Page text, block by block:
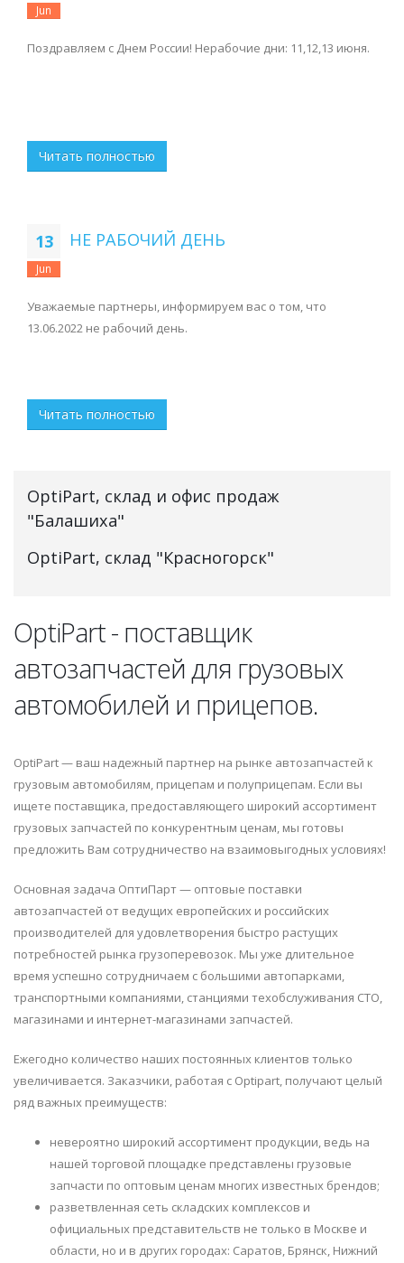
Jun
Поздравляем с Днем России! Нерабочие дни: 11,12,13 июня.
Читать полностью
13
Jun
НЕ РАБОЧИЙ ДЕНЬ
Уважаемые партнеры, информируем вас о том, что
13.06.2022 не рабочий день.
Читать полностью
OptiPart, склад и офис продаж
"Балашиха"
OptiPart, склад "Красногорск"
OptiPart - поставщик
автозапчастей для грузовых
автомобилей и прицепов.
OptiPart — ваш надежный партнер на рынке автозапчастей к
грузовым автомобилям, прицепам и полуприцепам. Если вы
ищете поставщика, предоставляющего широкий ассортимент
грузовых запчастей по конкурентным ценам, мы готовы
предложить Вам сотрудничество на взаимовыгодных условиях!
Основная задача ОптиПарт — оптовые поставки
автозапчастей от ведущих европейских и российских
производителей для удовлетворения быстро растущих
потребностей рынка грузоперевозок. Мы уже длительное
время успешно сотрудничаем с большими автопарками,
транспортными компаниями, станциями техобслуживания СТО,
магазинами и интернет-магазинами запчастей.
Ежегодно количество наших постоянных клиентов только
увеличивается. Заказчики, работая с Optipart, получают целый
ряд важных преимуществ:
невероятно широкий ассортимент продукции, ведь на
нашей торговой площадке представлены грузовые
запчасти по оптовым ценам многих известных брендов;
разветвленная сеть складских комплексов и
официальных представительств не только в Москве и
области, но и в других городах: Саратов, Брянск, Нижний